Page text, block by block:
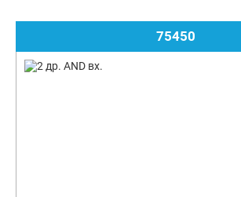
75450